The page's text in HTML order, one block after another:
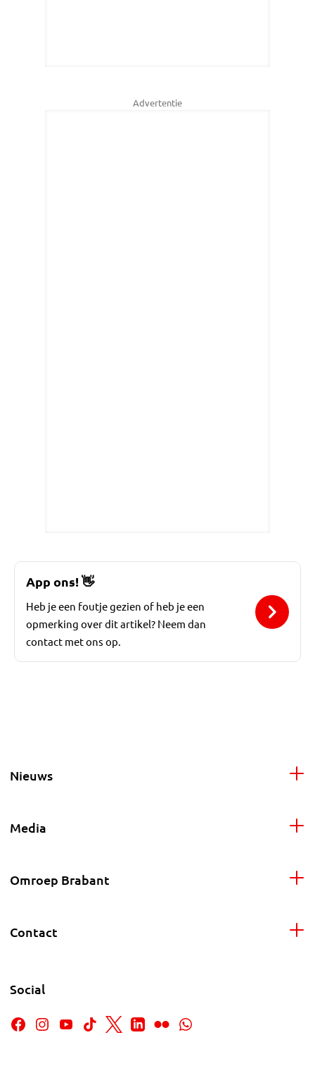
Advertentie
App ons!👋
Heb je een foutje gezien of heb je een
opmerking over dit artikel? Neem dan
contact met ons op.
Nieuws
Media
Omroep Brabant
Contact
Social